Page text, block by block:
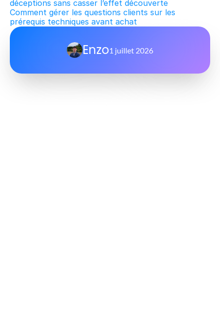
déceptions sans casser l’effet découverte
Comment gérer les questions clients sur les
prérequis techniques avant achat
Enzo1 juillet 2026